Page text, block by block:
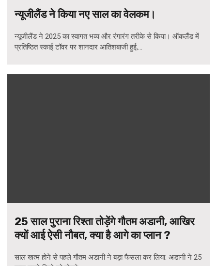
न्यूजीलैंड ने किया नए साल का वेलकम।
न्यूजीलैंड ने 2025 का स्वागत भव्य और रंगारंग तरीके से किया। ऑकलैंड में
प्रतिष्ठित स्काई टॉवर पर शानदार आतिशबाजी हुई,...
25 साल पुराना रिश्ता तोड़ेंगे गौतम अडानी, आखिर
क्यों आई ऐसी नौबत, क्या है आगे का प्लान ?
साल खत्म होने से पहले गौतम अडानी ने बड़ा फैसला कर लिया. अडानी ने 25